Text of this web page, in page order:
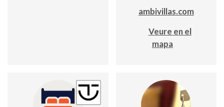
ambivillas.com
Veure en el
mapa